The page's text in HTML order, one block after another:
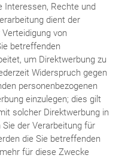
Interessen, Rechte und
dient der
von
betreffenden
um Direktwerbung zu
Widerspruch gegen
personenbezogenen
einzulegen; dies gilt
solcher Direktwerbung in
der Verarbeitung für
die Sie betreffenden
für diese Zwecke